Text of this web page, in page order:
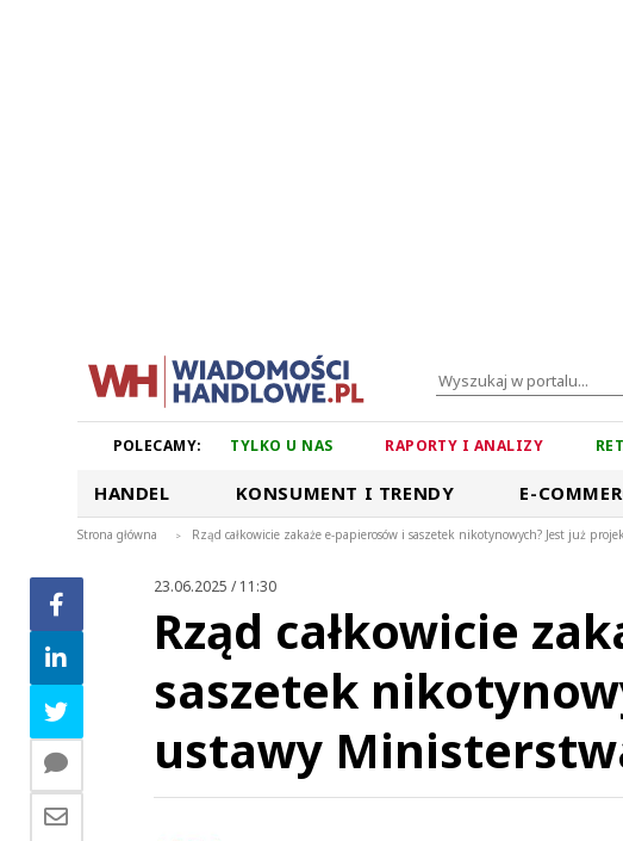
POLECAMY: TYLKO U NAS RAPORTY I ANALIZY
HANDEL KONSUMENT I TRENDY E-
Strona główna > Rząd całkowicie zakaże e-papierosów i saszetek nikotynowych? Jest już
23.06.2025 / 11:30
Rząd całkowicie
saszetek
ustawy